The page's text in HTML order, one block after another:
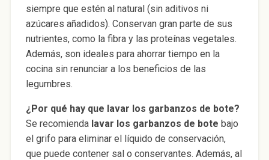
siempre que estén al natural (sin aditivos ni
azúcares añadidos). Conservan gran parte de sus
nutrientes, como la fibra y las proteínas vegetales.
Además, son ideales para ahorrar tiempo en la
cocina sin renunciar a los beneficios de las
legumbres.
¿Por qué hay que lavar los garbanzos de bote?
Se recomienda lavar los garbanzos de bote bajo
el grifo para eliminar el líquido de conservación,
que puede contener sal o conservantes. Además, al